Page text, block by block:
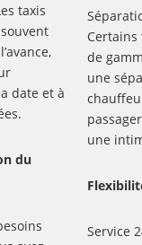
taxis
date et à
du
de
une
une
Service